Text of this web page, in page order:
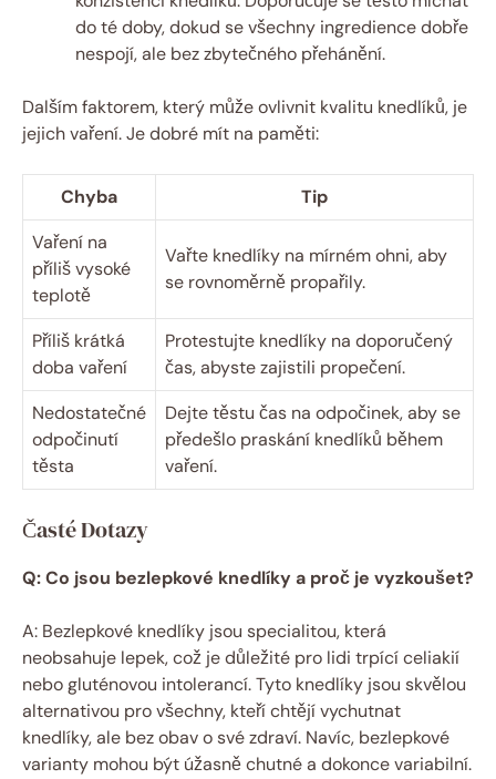
do té doby, dokud se všechny ingredience‌ dobře
nespojí, ale bez zbytečného ⁣přehánění.
Dalším⁤ faktorem, který může ovlivnit kvalitu knedlíků, je
jejich vaření. Je dobré mít ⁢na paměti:
Chyba
Tip
Vaření na​
příliš vysoké
teplotě
Vařte knedlíky⁤ na ⁣mírném ohni, aby
se rovnoměrně propařily.
Příliš krátká
doba vaření
Protestujte knedlíky na doporučený
⁤čas, abyste ⁤zajistili propečení.
Nedostatečné
odpočinutí
těsta
Dejte⁣ těstu čas na odpočinek, aby se
předešlo praskání knedlíků během
vaření.
Časté Dotazy
Q: Co jsou bezlepkové knedlíky a proč je vyzkoušet?
A:‍ Bezlepkové knedlíky jsou specialitou, která
neobsahuje lepek, což je důležité pro lidi trpící celiakií
nebo gluténovou intolerancí. Tyto knedlíky ‍jsou skvělou
alternativou pro všechny, kteří chtějí vychutnat
knedlíky, ale​ bez obav o své zdraví. Navíc, bezlepkové
varianty​ mohou být úžasně chutné a dokonce variabilní.